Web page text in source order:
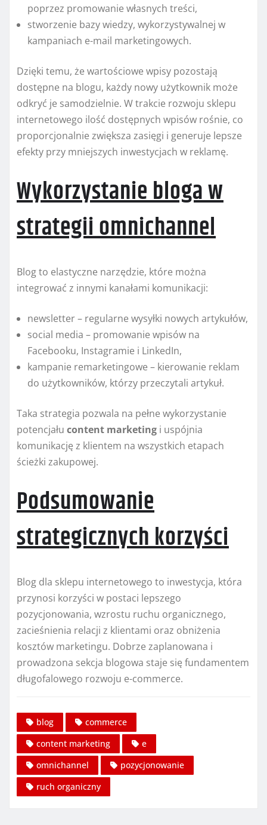
poprzez promowanie własnych treści,
stworzenie bazy wiedzy, wykorzystywalnej w
kampaniach e-mail marketingowych.
Dzięki temu, że wartościowe wpisy pozostają
dostępne na blogu, każdy nowy użytkownik może
odkryć je samodzielnie. W trakcie rozwoju sklepu
internetowego ilość dostępnych wpisów rośnie, co
proporcjonalnie zwiększa zasięgi i generuje lepsze
efekty przy mniejszych inwestycjach w reklamę.
Wykorzystanie bloga w
strategii omnichannel
Blog to elastyczne narzędzie, które można
integrować z innymi kanałami komunikacji:
newsletter – regularne wysyłki nowych artykułów,
social media – promowanie wpisów na
Facebooku, Instagramie i LinkedIn,
kampanie remarketingowe – kierowanie reklam
do użytkowników, którzy przeczytali artykuł.
Taka strategia pozwala na pełne wykorzystanie
potencjału content marketing i uspójnia
komunikację z klientem na wszystkich etapach
ścieżki zakupowej.
Podsumowanie
strategicznych korzyści
Blog dla sklepu internetowego to inwestycja, która
przynosi korzyści w postaci lepszego
pozycjonowania, wzrostu ruchu organicznego,
zacieśnienia relacji z klientami oraz obniżenia
kosztów marketingu. Dobrze zaplanowana i
prowadzona sekcja blogowa staje się fundamentem
długofalowego rozwoju e-commerce.
blog
commerce
content marketing
e
omnichannel
pozycjonowanie
ruch organiczny